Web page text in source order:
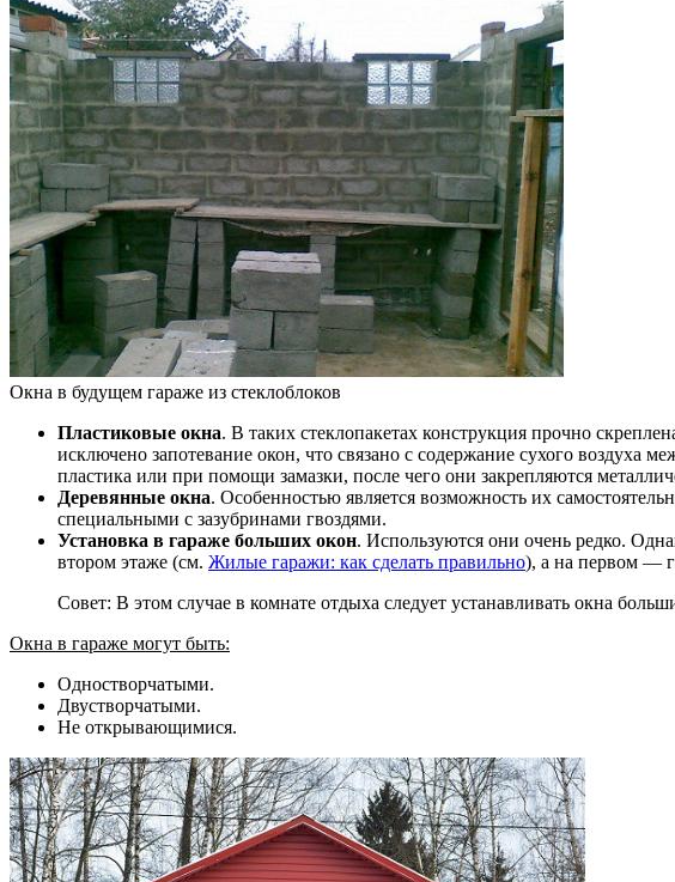
Окна в будущем гараже из стеклоблоков
Пластиковые окна. В таких стеклопакетах конструкция прочно
исключено запотевание окон, что связано с содержание сухого воздуха
пластика или при помощи замазки, после чего они закрепляются
Деревянные окна. Особенностью является возможность их
специальными с зазубринами гвоздями.
Установка в гараже больших окон. Используются они очень редко.
втором этаже (см. Жилые гаражи: как сделать правильно), а на первом —
Совет: В этом случае в комнате отдыха следует устанавливать окна
Окна в гараже могут быть:
Одностворчатыми.
Двустворчатыми.
Не открывающимися.